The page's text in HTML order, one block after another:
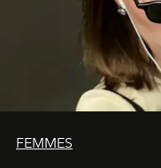
FEMMES